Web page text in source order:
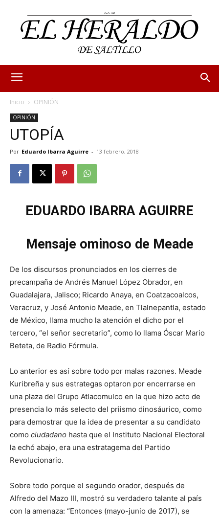
Inicio OPINIÓN
OPINIÓN
UTOPÍA
Por Eduardo Ibarra Aguirre - 13 febrero, 2018
EDUARDO IBARRA AGUIRRE
Mensaje ominoso de Meade
De los discursos pronunciados en los cierres de
precampaña de Andrés Manuel López Obrador, en
Guadalajara, Jalisco; Ricardo Anaya, en Coatzacoalcos,
Veracruz, y José Antonio Meade, en Tlalnepantla, estado
de México, llama mucho la atención el dicho por el
tercero, “el señor secretario”, como lo llama Óscar Mario
Beteta, de Radio Fórmula.
Lo anterior es así sobre todo por malas razones. Meade
Kuribreña y sus estrategas optaron por encerrarse en
una plaza del Grupo Atlacomulco en la que hizo acto de
presencia lo más selecto del priismo dinosáurico, como
para demostrar que la idea de presentar a su candidato
como ciudadano hasta que el Instituto Nacional Electoral
la echó abajo, era una estratagema del Partido
Revolucionario.
Sobre todo porque el segundo orador, después de
Alfredo del Mazo III, mostró su verdadero talante al país
con la amenaza: “Entonces (mayo-junio de 2017), se